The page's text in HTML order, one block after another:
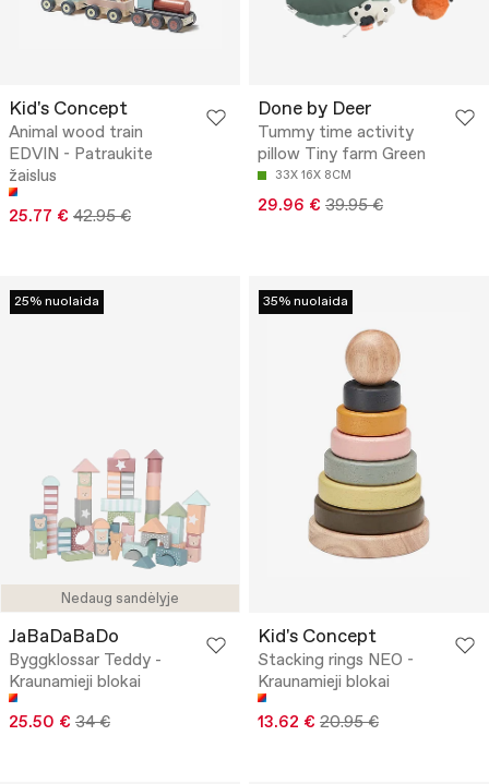
Kid's Concept
Animal wood train
EDVIN - Patraukite
žaislus
25.77 € 42.95 €
Done by Deer
Tummy time activity
pillow Tiny farm Green
33X 16X 8CM
29.96 € 39.95 €
Nedaug sandėlyje
25% nuolaida
JaBaDaBaDo
Byggklossar Teddy -
Kraunamieji blokai
25.50 € 34 €
35% nuolaida
Kid's Concept
Stacking rings NEO -
Kraunamieji blokai
13.62 € 20.95 €